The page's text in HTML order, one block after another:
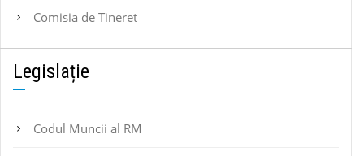
Comisia de Tineret
Legislație
Codul Muncii al RM